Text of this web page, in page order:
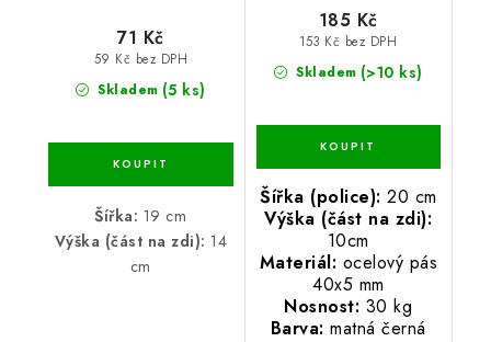
Skladem (5 ks)
59 Kč bez DPH
71 Kč
Šířka: 19 cm
Výška (část na zdi): 14
cm
Skladem (>10 ks)
153 Kč bez DPH
185 Kč
Šířka (police): 20 cm
Výška (část na zdi):
10cm
Materiál: ocelový pás
40x5 mm
Nosnost: 30 kg
Barva: matná černá